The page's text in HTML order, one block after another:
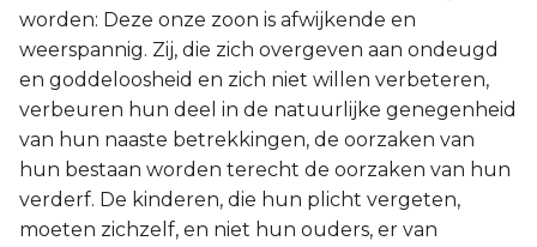
worden: Deze onze zoon is afwijkende en
weerspannig. Zij, die zich overgeven aan ondeugd
en goddeloosheid en zich niet willen verbeteren,
verbeuren hun deel in de natuurlijke genegenheid
van hun naaste betrekkingen, de oorzaken van
hun bestaan worden terecht de oorzaken van hun
verderf. De kinderen, die hun plicht vergeten,
moeten zichzelf, en niet hun ouders, er van